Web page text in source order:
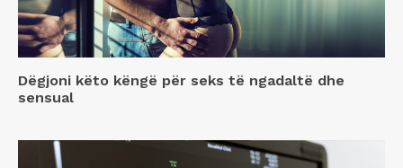
Dëgjoni këto këngë për seks të ngadaltë dhe
sensual